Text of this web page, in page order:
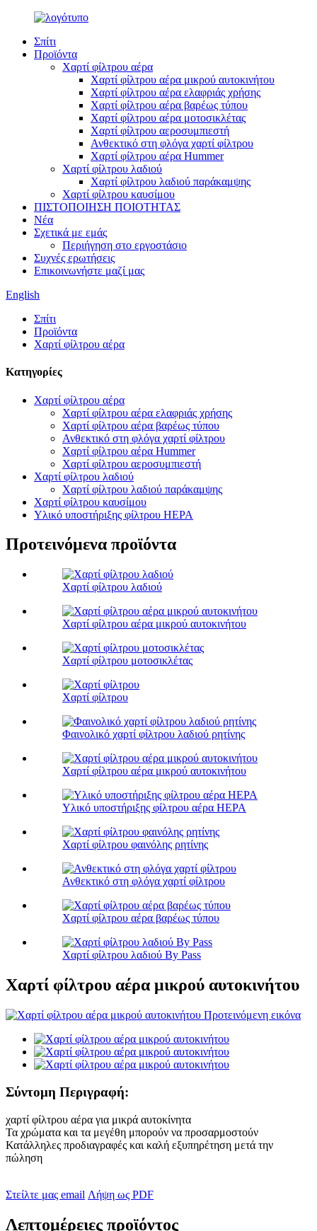
Σπίτι
Προϊόντα
Χαρτί φίλτρου αέρα
Χαρτί φίλτρου αέρα μικρού αυτοκινήτου
Χαρτί φίλτρου αέρα ελαφριάς χρήσης
Χαρτί φίλτρου αέρα βαρέως τύπου
Χαρτί φίλτρου αέρα μοτοσικλέτας
Χαρτί φίλτρου αεροσυμπιεστή
Ανθεκτικό στη φλόγα χαρτί φίλτρου
Χαρτί φίλτρου αέρα Hummer
Χαρτί φίλτρου λαδιού
Χαρτί φίλτρου λαδιού παράκαμψης
Χαρτί φίλτρου καυσίμου
ΠΙΣΤΟΠΟΙΗΣΗ ΠΟΙΟΤΗΤΑΣ
Νέα
Σχετικά με εμάς
Περιήγηση στο εργοστάσιο
Συχνές ερωτήσεις
Επικοινωνήστε μαζί μας
English
Σπίτι
Προϊόντα
Χαρτί φίλτρου αέρα
Κατηγορίες
Χαρτί φίλτρου αέρα
Χαρτί φίλτρου αέρα ελαφριάς χρήσης
Χαρτί φίλτρου αέρα βαρέως τύπου
Ανθεκτικό στη φλόγα χαρτί φίλτρου
Χαρτί φίλτρου αέρα Hummer
Χαρτί φίλτρου αεροσυμπιεστή
Χαρτί φίλτρου λαδιού
Χαρτί φίλτρου λαδιού παράκαμψης
Χαρτί φίλτρου καυσίμου
Υλικό υποστήριξης φίλτρου HEPA
Προτεινόμενα προϊόντα
Χαρτί φίλτρου λαδιού
Χαρτί φίλτρου αέρα μικρού αυτοκινήτου
Χαρτί φίλτρου μοτοσικλέτας
Χαρτί φίλτρου
Φαινολικό χαρτί φίλτρου λαδιού ρητίνης
Χαρτί φίλτρου αέρα μικρού αυτοκινήτου
Υλικό υποστήριξης φίλτρου αέρα HEPA
Χαρτί φίλτρου φαινόλης ρητίνης
Ανθεκτικό στη φλόγα χαρτί φίλτρου
Χαρτί φίλτρου αέρα βαρέως τύπου
Χαρτί φίλτρου λαδιού By Pass
Χαρτί φίλτρου αέρα μικρού αυτοκινήτου
Σύντομη Περιγραφή:
χαρτί φίλτρου αέρα για μικρά αυτοκίνητα
Τα χρώματα και τα μεγέθη μπορούν να προσαρμοστούν
Κατάλληλες προδιαγραφές και καλή εξυπηρέτηση μετά την
πώληση
Στείλτε μας email Λήψη ως PDF
Λεπτομέρειες προϊόντος